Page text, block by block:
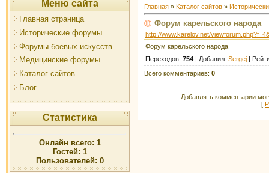
Меню сайта
Главная страница
Исторические форумы
Форумы боевых искусств
Медицинские форумы
Каталог сайтов
Блог
Статистика
Онлайн всего: 1
Гостей: 1
Пользователей: 0
Главная » Каталог сайтов »
Форум карельского народа
http://www.karelov.net/
Форум карельского народа
Переходов: 754 | Добавил: Sergej |
Всего комментариев: 0
Добавлять комментарии
[